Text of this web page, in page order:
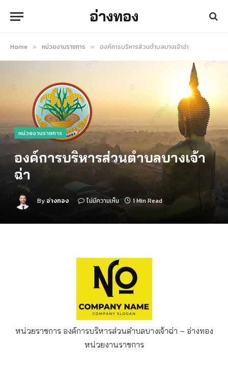
อ่างทอง
Home » หน่วยงานราชการ » องค์การบริหารส่วนตำบลบางเจ้าฉ่า
หน่วยงานราชการ
องค์การบริหารส่วนตำบลบางเจ้า
ฉ่า
By อ่างทอง ไม่มีความเห็น 1 Min Read
หน่วยราชการ องค์การบริหารส่วนตำบลบางเจ้าฉ่า – อ่างทอง
หน่วยงานราชการ